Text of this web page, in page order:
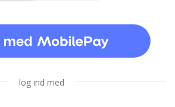
log ind med